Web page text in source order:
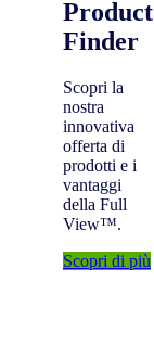
Product
Finder
Scopri la
nostra
innovativa
offerta di
prodotti e i
vantaggi
della Full
View™.
Scopri di più